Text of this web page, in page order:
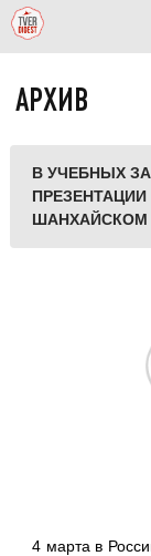
АРХИВ
В УЧЕБНЫХ
ШАНХАЙСКОМ
4 марта в